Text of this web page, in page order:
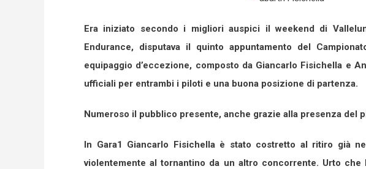
Era iniziato secondo i migliori auspici il weekend di
Endurance, disputava il quinto appuntamento del
equipaggio d’eccezione, composto da Giancarlo Fisichella e
ufficiali per entrambi i piloti e una buona posizione di partenza.
Numeroso il pubblico presente, anche grazie alla presenza del
In Gara1 Giancarlo Fisichella è stato costretto al ritiro già
violentemente al tornantino da un altro concorrente. Urto